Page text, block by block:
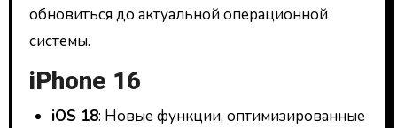
обновиться до актуальной операционной
системы.
iPhone 16
iOS 18: Новые функции, оптимизированные